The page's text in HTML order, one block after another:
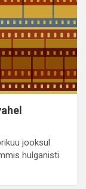
jooksul
hulganisti